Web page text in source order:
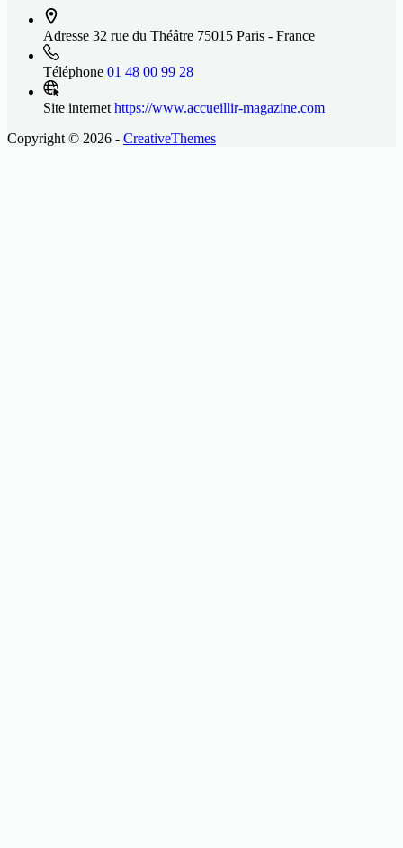
Adresse 32 rue du Théâtre 75015 Paris - France
Téléphone 01 48 00 99 28
Site internet https://www.accueillir-magazine.com
Copyright © 2026 - CreativeThemes